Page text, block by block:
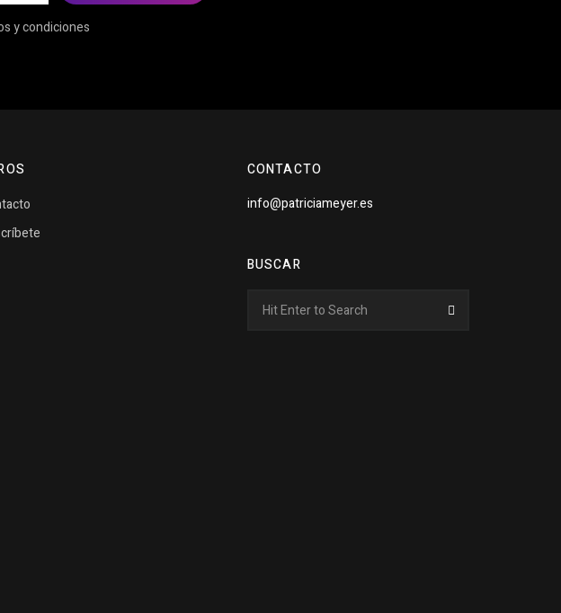
y condiciones
CONTACTO
info@patriciameyer.es
BUSCAR
for: